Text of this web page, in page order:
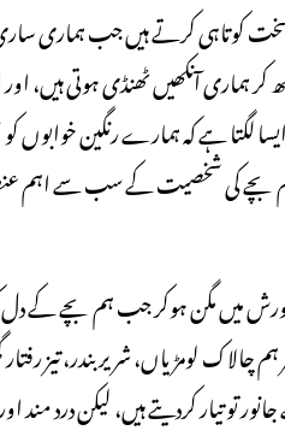
کوتاہی کرتے ہیں جب ہماری
ہماری آنکھیں ٹھنڈی ہوتی
لگتا ہے کہ ہمارے رنگین
کی شخصیت کے سب سے اہم عنصر
میں مگن ہوکر جب ہم بچے کے
چالاک لومڑیاں، شریر بندر،
تیار کردیتے ہیں، لیکن درد مند